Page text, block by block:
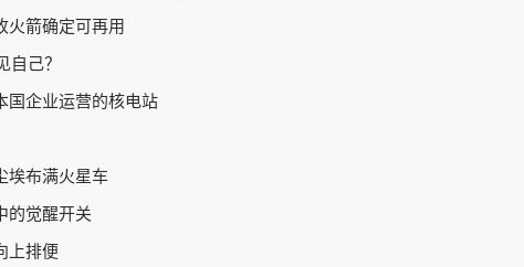
火箭确定可再用
己？
国企业运营的核电站
埃布满火星车
的觉醒开关
上排便